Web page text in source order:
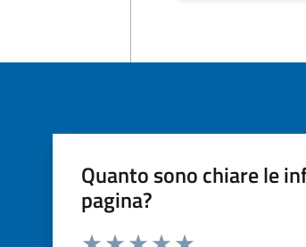
Quanto sono chiare le
pagina?
Valuta da 1 a 5 stelle la pagina